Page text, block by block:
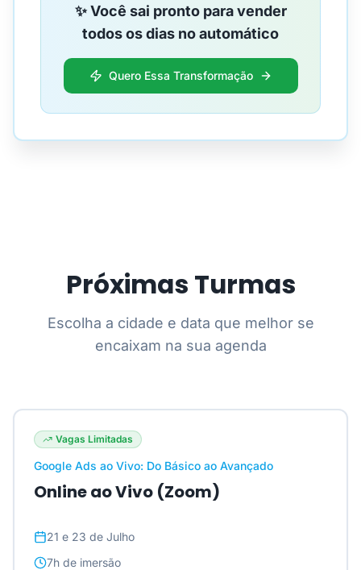
✨ Você sai pronto para vender
todos os dias no automático
Quero Essa Transformação
Próximas Turmas
Escolha a cidade e data que melhor se
encaixam na sua agenda
Vagas Limitadas
Google Ads ao Vivo: Do Básico ao Avançado
Online ao Vivo (Zoom)
21 e 23 de Julho
7h de imersão